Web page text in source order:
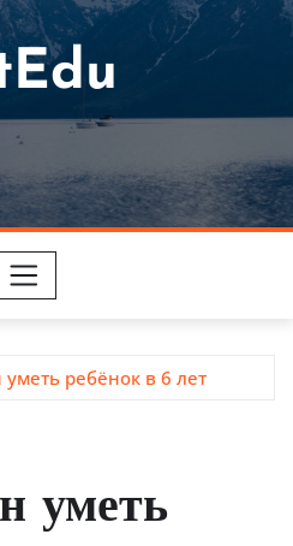
ребёнок в 6 лет
уметь